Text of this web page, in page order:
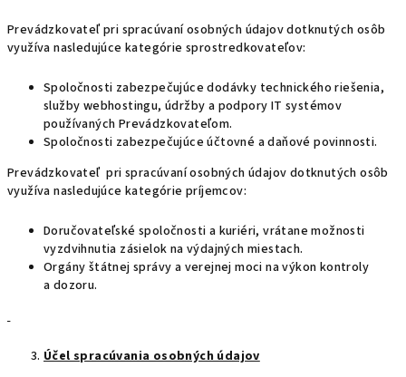
Prevádzkovateľ pri spracúvaní osobných údajov dotknutých osôb
využíva nasledujúce kategórie sprostredkovateľov:
Spoločnosti zabezpečujúce dodávky technického riešenia,
služby webhostingu, údržby a podpory IT systémov
používaných Prevádzkovateľom.
Spoločnosti zabezpečujúce účtovné a daňové povinnosti.
Prevádzkovateľ pri spracúvaní osobných údajov dotknutých osôb
využíva nasledujúce kategórie príjemcov:
Doručovateľské spoločnosti a kuriéri, vrátane možnosti
vyzdvihnutia zásielok na výdajných miestach.
Orgány štátnej správy a verejnej moci na výkon kontroly
a dozoru.
Účel spracúvania osobných údajov